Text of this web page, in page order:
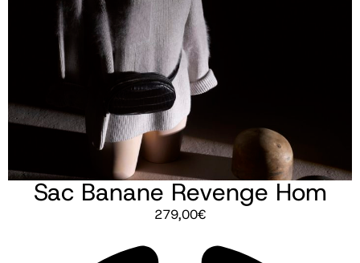
Sac Banane Revenge Hom
279,00€